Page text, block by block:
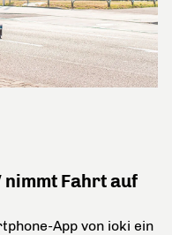
nimmt Fahrt auf
App von ioki ein